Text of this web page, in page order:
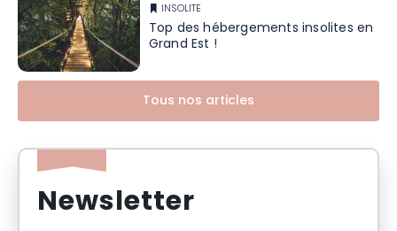
INSOLITE
Top des hébergements insolites en
Grand Est !
Tous nos articles
Newsletter